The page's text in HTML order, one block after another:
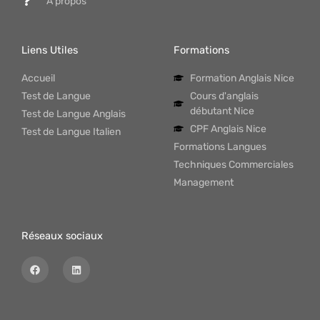
Liens Utiles
Accueil
Test de Langue
Test de Langue Anglais
Test de Langue Italien
Formations
Formation Anglais Nice
Cours d'anglais
débutant Nice
CPF Anglais Nice
Formations Langues
Techniques Commerciales
Management
Réseaux sociaux
a
i